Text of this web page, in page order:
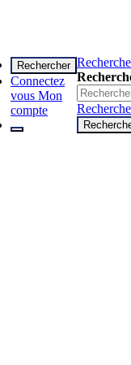
Rechercher
Connectez
vous Mon
compte